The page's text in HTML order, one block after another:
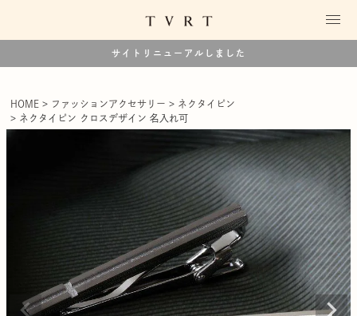
サイトリニューアルしました
HOME ファッションアクセサリー
ネクタイピン
ネクタイピン クロスデザイン 名入れ可